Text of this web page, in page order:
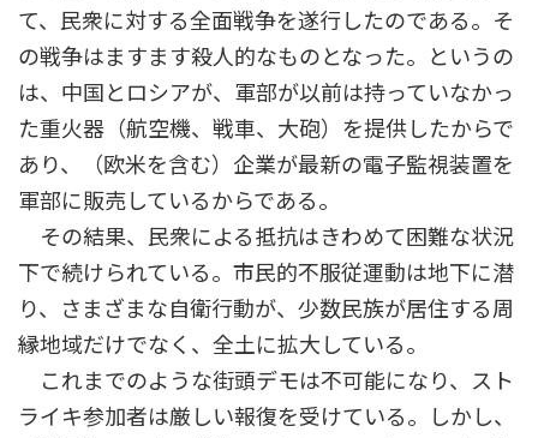
て、民衆に対する全面戦争を遂行したのである。そ
の戦争はますます殺人的なものとなった。というの
は、中国とロシアが、軍部が以前は持っていなかっ
た重火器（航空機、戦車、大砲）を提供したからで
あり、（欧米を含む）企業が最新の電子監視装置を
軍部に販売しているからである。
その結果、民衆による抵抗はきわめて困難な状況
下で続けられている。市民的不服従運動は地下に潜
り、さまざまな自衛行動が、少数民族が居住する周
縁地域だけでなく、全土に拡大している。
これまでのような街頭デモは不可能になり、スト
ライキ参加者は厳しい報復を受けている。しかし、